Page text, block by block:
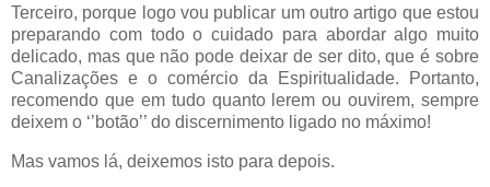
Terceiro, porque logo vou publicar um outro artigo que estou
preparando com todo o cuidado para abordar algo muito
delicado, mas que não pode deixar de ser dito, que é sobre
Canalizações e o comércio da Espiritualidade. Portanto,
recomendo que em tudo quanto lerem ou ouvirem, sempre
deixem o ‘’botão’’ do discernimento ligado no máximo!
Mas vamos lá, deixemos isto para depois.